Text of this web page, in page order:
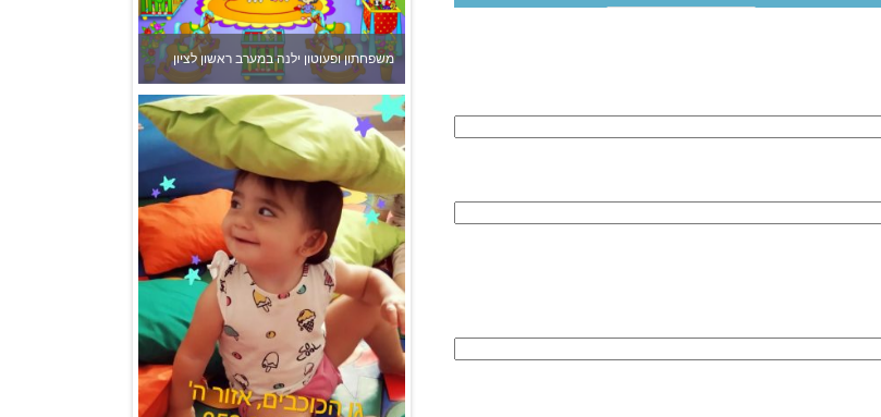
משפחתון ופעוטון ילנה במערב ראשון לציון
גן הכוכבים באשדוד - גן ילדים וצהרון